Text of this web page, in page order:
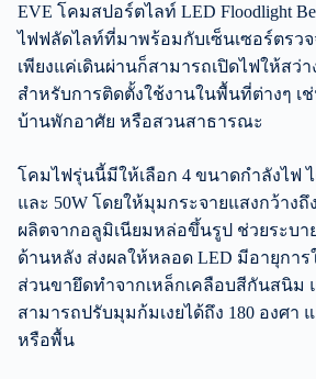
EVE โคมสปอร์ตไลท์ LED Floodlight
ไฟฟลัดไลท์ที่มาพร้อมกับเซ็นเซอร์ตรว
เพียงแค่เดินผ่านก็สามารถเปิดไฟให้สว่
สำหรับการติดตั้งใช้งานในพื้นที่ต่างๆ เ
บ้านพักอาศัย หรือสวนสาธารณะ
โคมไฟรุ่นนี้มีให้เลือก 4 ขนาดกำลังไฟ ไ
และ 50W โดยให้มุมกระจายแสงกว้างถึ
ผลิตจากอลูมิเนียมหล่อขึ้นรูป ช่วยระบา
ด้านหลัง ส่งผลให้หลอด LED มีอายุกา
ส่วนขายึดทำจากเหล็กเคลือบสีกันสนิม
สามารถปรับมุมก้มเงยได้ถึง 180 องศา
หรือพื้น